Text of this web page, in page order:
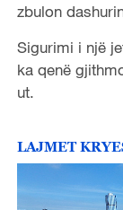
e
o
zbulon
Sigurimi i një
ka qenë
ut.
LAJMET